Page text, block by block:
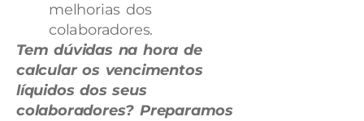
melhorias dos
colaboradores.
Tem dúvidas na hora de
calcular os vencimentos
líquidos dos seus
colaboradores? Preparamos